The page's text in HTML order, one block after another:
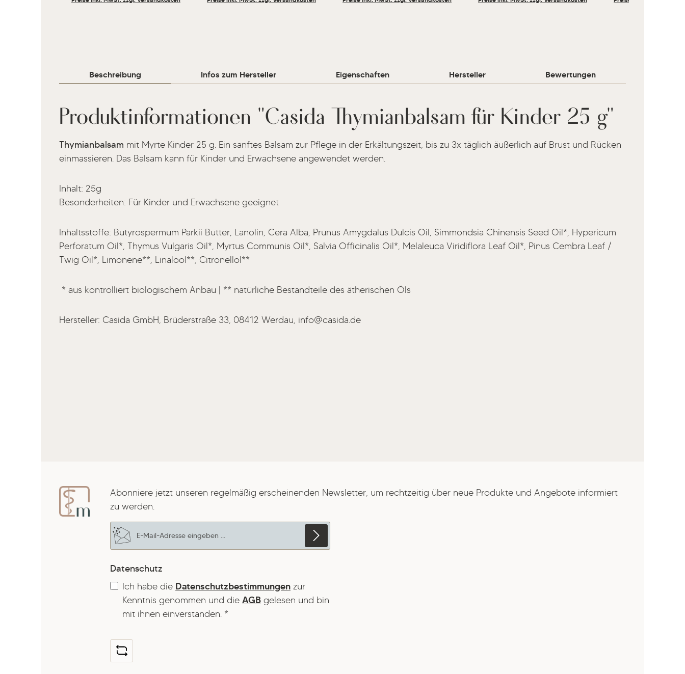
Beschreibung Infos zum Hersteller Eigenschaften Hersteller Bewertungen
Produktinformationen "Casida Thymianbalsam für Kinder 25 g"
Thymianbalsam mit Myrte Kinder 25 g. Ein sanftes Balsam zur Pflege in der Erkältungszeit, bis zu 3x täglich äußerlich auf Brust und Rücken
einmassieren. Das Balsam kann für Kinder und Erwachsene angewendet werden.
Inhalt: 25g
Besonderheiten: Für Kinder und Erwachsene geeignet
Inhaltsstoffe: Butyrospermum Parkii Butter, Lanolin, Cera Alba, Prunus Amygdalus Dulcis Oil, Simmondsia Chinensis Seed Oil*, Hypericum
Perforatum Oil*, Thymus Vulgaris Oil*, Myrtus Communis Oil*, Salvia Officinalis Oil*, Melaleuca Viridiflora Leaf Oil*, Pinus Cembra Leaf /
Twig Oil*, Limonene**, Linalool**, Citronellol**
* aus kontrolliert biologischem Anbau | ** natürliche Bestandteile des ätherischen Öls
Hersteller: Casida GmbH, Brüderstraße 33, 08412 Werdau, info@casida.de
Abonniere jetzt unseren regelmäßig erscheinenden Newsletter, um rechtzeitig über neue Produkte und Angebote informiert
zu werden.
E-Mail-Adresse*
Datenschutz
Ich habe die Datenschutzbestimmungen zur
Kenntnis genommen und die AGB gelesen und bin
mit ihnen einverstanden. *